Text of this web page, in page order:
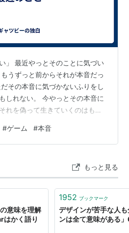
において持つ価値や重要さ。
陀落通信）
テクストによる意味の意味、あ
る試考- （残響塾::文学・現代
一体である
アルク
「どんな」「なんの」
」 最近やっとそのことに気づい
うずっと前からそれが本音だっ
その本音に気づかないふりをし
しれない。 今やっとその本音に
れを偽って生きていくのはもう
くのはもうやめよう。 本当はも
いし、自分の人生ももう全部ど
んてもう求めない。 人生や世界
つまらなくて、滑稽なものでし
ない真実だ。…
#ゲーム #本音
もっと見る
意味を理解
かく語り
1952 ブックマーク
デザインが苦手な人
ンは全て意味がある